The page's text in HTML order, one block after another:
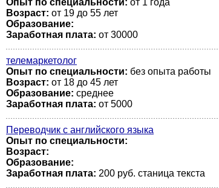
Опыт по специальности: от 1 года
Возраст: от 19 до 55 лет
Образование:
Заработная плата: от 30000
телемаркетолог
Опыт по специальности: без опыта работы
Возраст: от 18 до 45 лет
Образование: среднее
Заработная плата: от 5000
Переводчик с английского языка
Опыт по специальности:
Возраст:
Образование:
Заработная плата: 200 руб. станица текста